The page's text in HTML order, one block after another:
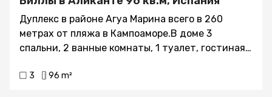
Дуплекс в районе Агуа Марина всего в 260
метрах от пляжа в Кампоаморе.В доме 3
спальни, 2 ванные комнаты, 1 туалет, гостиная-
также есть гараж с туалетом в подвале, в
3 96 m²